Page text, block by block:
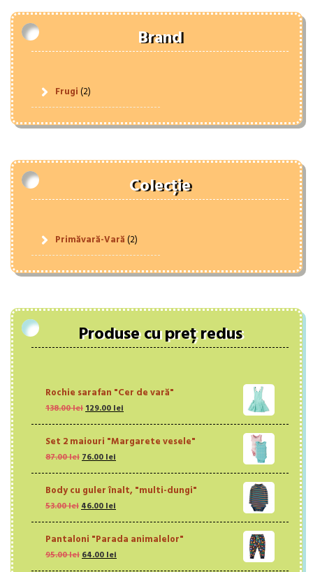
Brand
Frugi(2)
Colecție
Primăvară-Vară(2)
Produse cu preț redus
Rochie sarafan "Cer de vară"
138.00lei Prețul
fost:
138.00 lei.
129.00lei
129.00 lei.
Set 2 maiouri "Margarete vesele"
87.00lei Prețul
fost:
87.00 lei.
76.00lei
76.00 lei.
Body cu guler înalt, "multi-dungi"
53.00lei Prețul
fost:
53.00 lei.
46.00lei
46.00 lei.
Pantaloni "Parada animalelor"
95.00lei Prețul
64.00lei